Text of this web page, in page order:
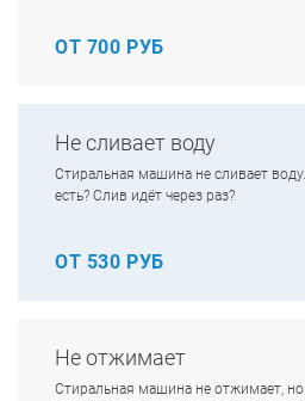
ОТ 700 РУБ
Не сливает воду
Стиральная машина не сливает
есть? Слив идёт через раз?
ОТ 530 РУБ
Не отжимает
Стиральная машина не отжимает, но